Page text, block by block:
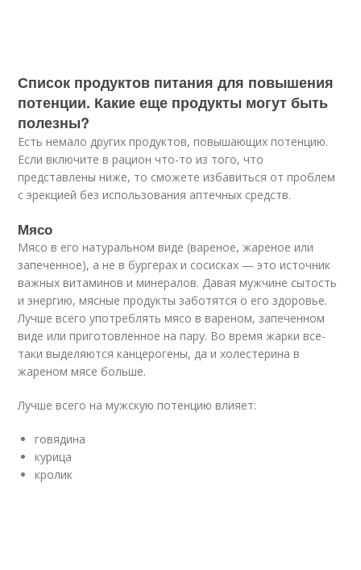
Список продуктов питания для повышения
потенции. Какие еще продукты могут быть
полезны?
Есть немало других продуктов, повышающих потенцию.
Если включите в рацион что-то из того, что
представлены ниже, то сможете избавиться от проблем
с эрекцией без использования аптечных средств.
Мясо
Мясо в его натуральном виде (вареное, жареное или
запеченное), а не в бургерах и сосисках — это источник
важных витаминов и минералов. Давая мужчине сытость
и энергию, мясные продукты заботятся о его здоровье.
Лучше всего употреблять мясо в вареном, запеченном
виде или приготовленное на пару. Во время жарки все-
таки выделяются канцерогены, да и холестерина в
жареном мясе больше.
Лучше всего на мужскую потенцию влияет:
говядина
курица
кролик